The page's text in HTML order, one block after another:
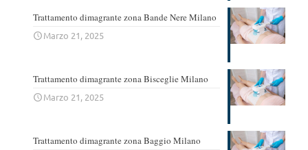
Trattamento dimagrante zona Bande Nere Milano
Marzo 21, 2025
Trattamento dimagrante zona Bisceglie Milano
Marzo 21, 2025
Trattamento dimagrante zona Baggio Milano